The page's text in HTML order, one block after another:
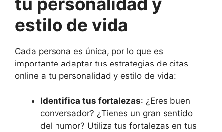
estilo de vida
Cada persona es única, por lo que es
importante adaptar tus estrategias de citas
online a tu personalidad y estilo de vida:
Identifica tus fortalezas: ¿Eres buen
conversador? ¿Tienes un gran sentido
del humor? Utiliza tus fortalezas en tus